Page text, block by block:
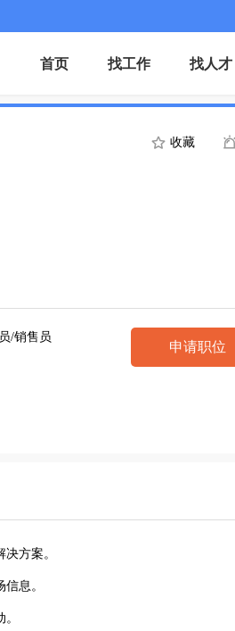
首页 找工作 找人才
收藏
/销售员
申请职位
方案。
息。